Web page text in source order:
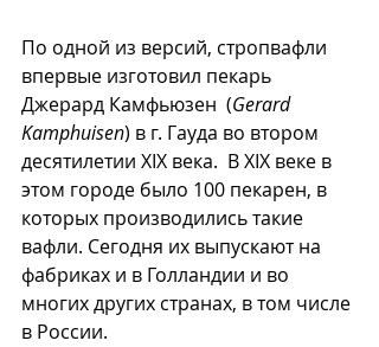
По одной из версий, стропвафли
впервые изготовил пекарь
Джерард Камфьюзен  (Gerard
Kamphuisen) в г. Гауда во втором
десятилетии XIX века.  В XIX веке в
этом городе было 100 пекарен, в
которых производились такие
вафли. Сегодня их выпускают на
фабриках и в Голландии и во
многих других странах, в том числе
в России.